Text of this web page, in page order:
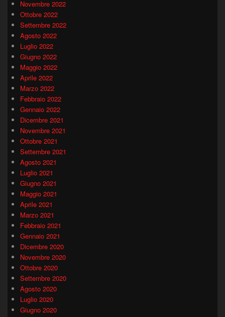
Novembre 2022
Ottobre 2022
Settembre 2022
Agosto 2022
Luglio 2022
Giugno 2022
Maggio 2022
Aprile 2022
Marzo 2022
Febbraio 2022
Gennaio 2022
Dicembre 2021
Novembre 2021
Ottobre 2021
Settembre 2021
Agosto 2021
Luglio 2021
Giugno 2021
Maggio 2021
Aprile 2021
Marzo 2021
Febbraio 2021
Gennaio 2021
Dicembre 2020
Novembre 2020
Ottobre 2020
Settembre 2020
Agosto 2020
Luglio 2020
Giugno 2020